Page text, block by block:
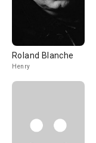
Roland Blanche
Henry